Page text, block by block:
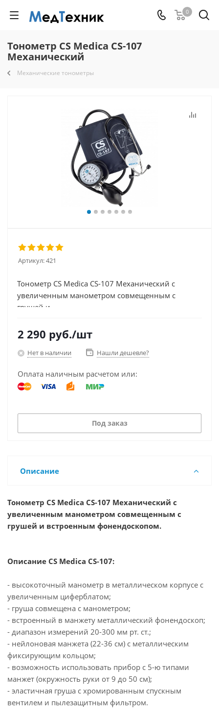
0
Тонометр CS Medica CS-107
Механический
Механические тонометры
Артикул:421
Тонометр CS Medica CS-107 Механический с
увеличенным манометром совмещенным с
грушей и...
2 290 руб./шт
Нет в наличии Нашли дешевле?
Оплата наличным расчетом или:
Под заказ
Описание
Тонометр CS Medica CS-107 Механический с
увеличенным манометром совмещенным с
грушей и встроенным фонендоскопом.
Описание CS Medica CS-107:
- высокоточный манометр в металлическом корпусе с
увеличенным циферблатом;
- груша совмещена с манометром;
- встроенный в манжету металлический фонендоскоп;
- диапазон измерений 20-300 мм рт. ст.;
- нейлоновая манжета (22-36 см) с металлическим
фиксирующим кольцом;
- возможность использовать прибор с 5-ю типами
манжет (окружность руки от 9 до 50 см);
- эластичная груша с хромированным спускным
вентилем и пылезащитным фильтром.